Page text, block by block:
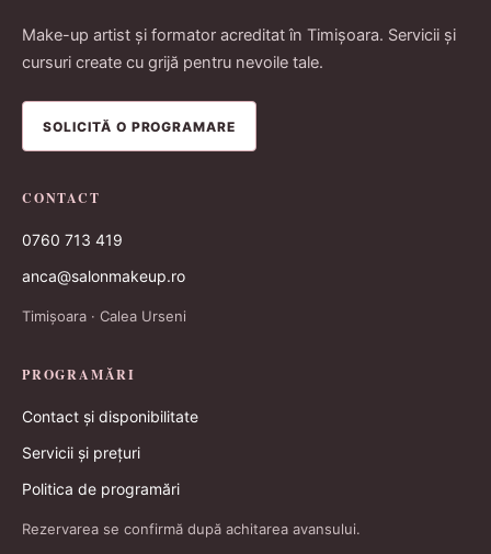
Make-up artist și formator acreditat în Timișoara. Servicii și
cursuri create cu grijă pentru nevoile tale.
SOLICITĂ O PROGRAMARE
CONTACT
0760 713 419
anca@salonmakeup.ro
Timișoara · Calea Urseni
PROGRAMĂRI
Contact și disponibilitate
Servicii și prețuri
Politica de programări
Rezervarea se confirmă după achitarea avansului.